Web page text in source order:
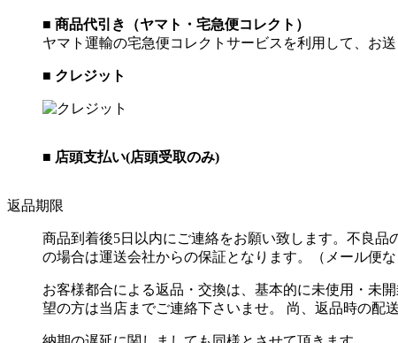
■ 商品代引き（ヤマト・宅急便コレクト）
ヤマト運輸の宅急便コレクトサービスを利用して、お
■ クレジット
■ 店頭支払い(店頭受取のみ)
返品期限
商品到着後5日以内にご連絡をお願い致します。不良
の場合は運送会社からの保証となります。（メール便な
お客様都合による返品・交換は、基本的に未使用・未
望の方は当店までご連絡下さいませ。 尚、返品時の配